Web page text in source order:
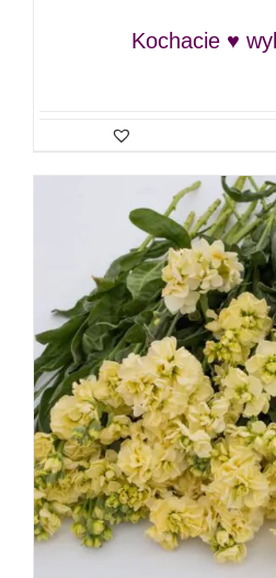
Kochacie ♥